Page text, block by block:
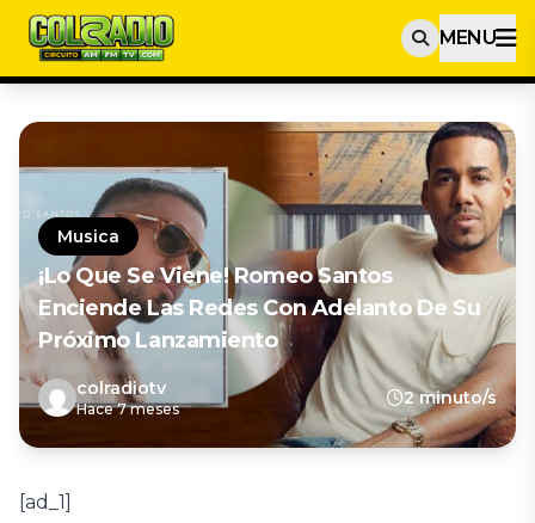
MENU
Musica
¡Lo Que Se Viene! Romeo Santos
Enciende Las Redes Con Adelanto De Su
Próximo Lanzamiento
colradiotv
Hace 7 meses
2 minuto/s
[ad_1]